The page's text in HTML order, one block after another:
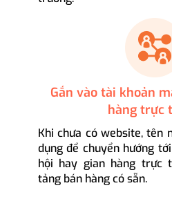
Gắn vào tài khoản
hàng trực
Khi chưa có website, tên
dụng để chuyển hướng
hội hay gian hàng trực
tảng bán hàng có sẵn.